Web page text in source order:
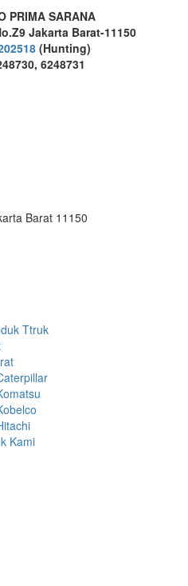
PRIMA SARANA
Jakarta Barat-11150
(Hunting)
6248731
Barat 11150
Ttruk
Kami